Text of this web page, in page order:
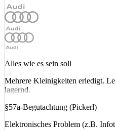
Alles wie es sein soll
Mehrere Kleinigkeiten erledigt.
lagernd.
§57a-Begutachtung (Pickerl)
Elektronisches Problem (z.B.